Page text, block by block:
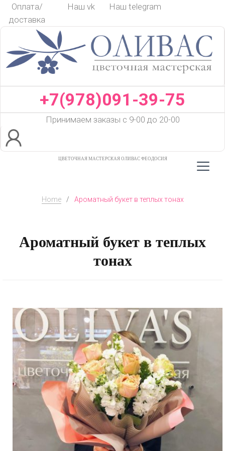
Skip
content
Оплата/
доставка
Наш vk Наш telegram
+7(978)091-39-75
Принимаем заказы с 9-00 до 20-00
ЦВЕТОЧНАЯ МАСТЕРСКАЯ ОЛИВАС ФЕОДОСИЯ
Home / Ароматный букет в теплых тонах
Ароматный букет в теплых
тонах